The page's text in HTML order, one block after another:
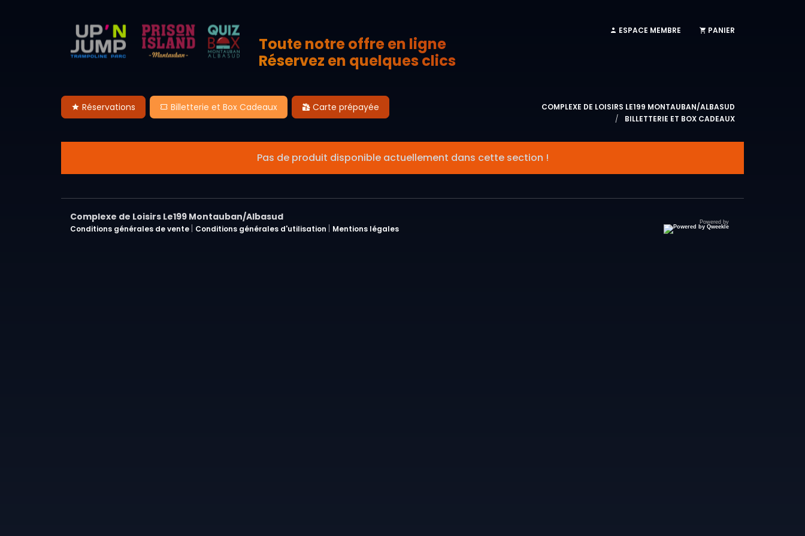
ESPACE MEMBRE PANIER
Toute notre offre en ligne
Réservez en quelques clics
Réservations Billetterie et Box Cadeaux Carte prépayée
COMPLEXE DE LOISIRS LE199 MONTAUBAN/ALBASUD
BILLETTERIE ET BOX CADEAUX
Pas de produit disponible actuellement dans cette section !
Complexe de Loisirs Le199 Montauban/Albasud
Conditions générales de vente Conditions générales d'utilisation Mentions légales
Powered by